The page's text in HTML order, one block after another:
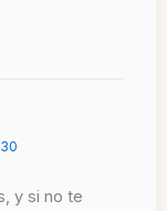
y si no te